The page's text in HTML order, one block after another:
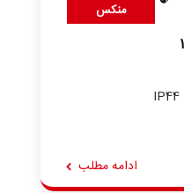
منکس
ادامه مطلب